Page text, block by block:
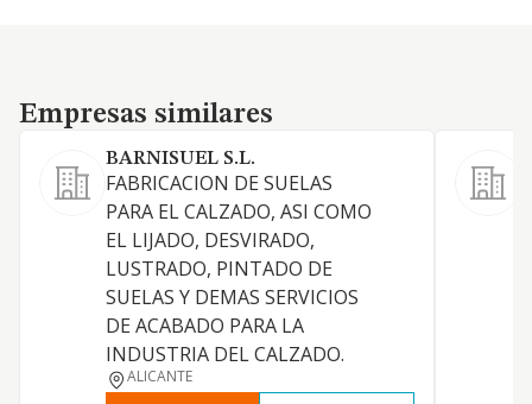
Empresas similares
Empresas similares
BARNISUEL S.L.
FABRICACION DE SUELAS
PARA EL CALZADO, ASI COMO
EL LIJADO, DESVIRADO,
LUSTRADO, PINTADO DE
SUELAS Y DEMAS SERVICIOS
DE ACABADO PARA LA
INDUSTRIA DEL CALZADO.
ALICANTE